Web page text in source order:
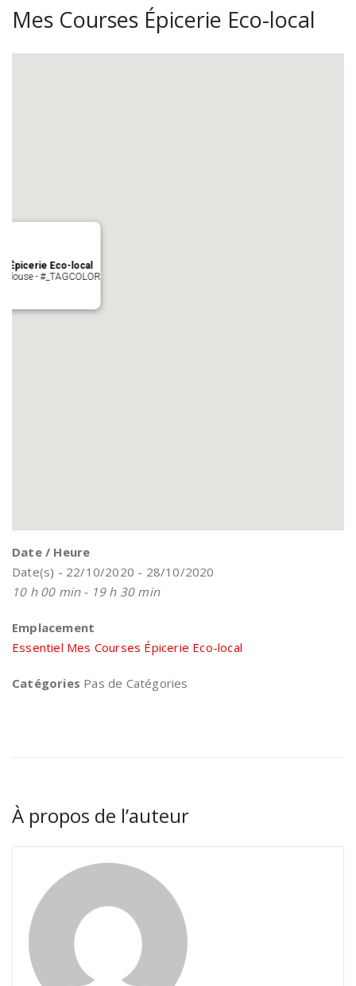
Mes Courses Épicerie Eco-local
Épicerie Eco-local
- #_TAGCOLOR
Date / Heure
Date(s) - 22/10/2020 - 28/10/2020
10 h 00 min - 19 h 30 min
Emplacement
Essentiel Mes Courses Épicerie Eco-local
Catégories Pas de Catégories
À propos de l’auteur